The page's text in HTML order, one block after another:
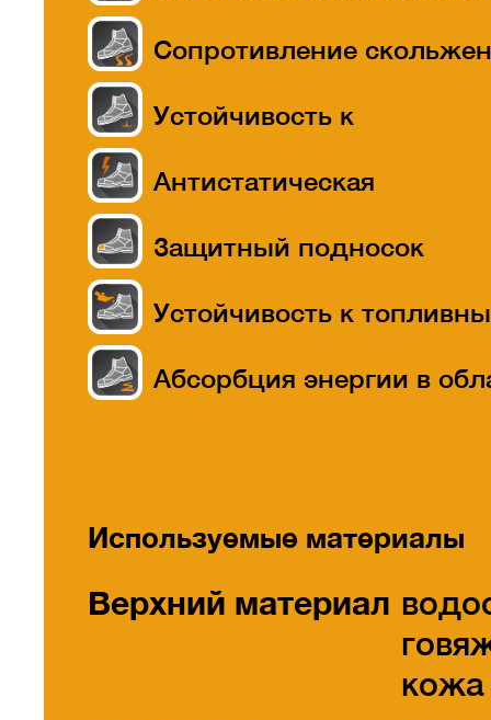
Сопротивление
Устойчивость к
Антистатическая
Защитный подносок
Устойчивость к
Абсорбция энергии в
Используемые материалы
Верхний материал
кожа